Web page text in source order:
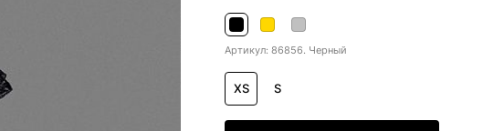
ЧерныйЗолотойСеребряный
Артикул: 86856. Черный
XS S